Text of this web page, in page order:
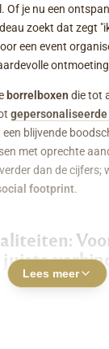
Of je nu een
zoekt dat zegt
een event
borrelboxen die tot
een blijvende
met oprechte
dan de cijfers;
footprint.
&
Lees meer